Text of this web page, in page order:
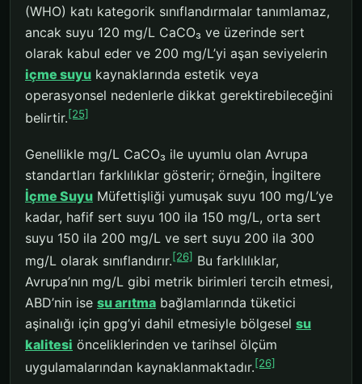
(WHO) katı kategorik sınıflandırmalar tanımlamaz,
ancak suyu 120 mg/L CaCO₃ ve üzerinde sert
olarak kabul eder ve 200 mg/L’yi aşan seviyelerin
içme suyu kaynaklarında estetik veya
operasyonsel nedenlerle dikkat gerektirebileceğini
belirtir.[25]
Genellikle mg/L CaCO₃ ile uyumlu olan Avrupa
standartları farklılıklar gösterir; örneğin, İngiltere
İçme Suyu Müfettişliği yumuşak suyu 100 mg/L’ye
kadar, hafif sert suyu 100 ila 150 mg/L, orta sert
suyu 150 ila 200 mg/L ve sert suyu 200 ila 300
mg/L olarak sınıflandırır.[26] Bu farklılıklar,
Avrupa’nın mg/L gibi metrik birimleri tercih etmesi,
ABD’nin ise su arıtma bağlamlarında tüketici
aşinalığı için gpg’yi dahil etmesiyle bölgesel su
kalitesi önceliklerinden ve tarihsel ölçüm
uygulamalarından kaynaklanmaktadır.[26]